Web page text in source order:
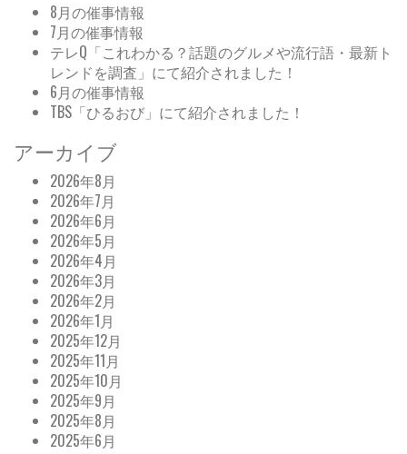
8月の催事情報
7月の催事情報
テレQ「これわかる？話題のグルメや流行語・最新ト
レンドを調査」にて紹介されました！
6月の催事情報
TBS「ひるおび」にて紹介されました！
アーカイブ
2026年8月
2026年7月
2026年6月
2026年5月
2026年4月
2026年3月
2026年2月
2026年1月
2025年12月
2025年11月
2025年10月
2025年9月
2025年8月
2025年6月